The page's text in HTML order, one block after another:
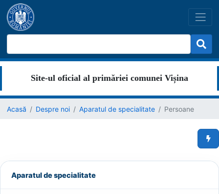
Site-ul oficial al primăriei comunei Vișina
Acasă Despre noi Aparatul de specialitate Persoane
Aparatul de specialitate